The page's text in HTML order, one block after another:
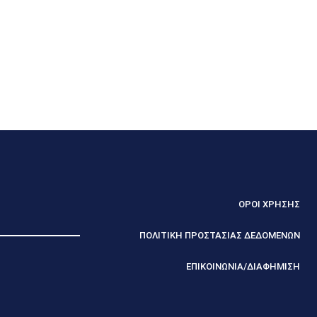
ΟΡΟΙ ΧΡΗΣΗΣ
ΠΟΛΙΤΙΚΗ ΠΡΟΣΤΑΣΙΑΣ ΔΕΔΟΜΕΝΩΝ
ΕΠΙΚΟΙΝΩΝΙΑ/ΔΙΑΦΗΜΙΣΗ